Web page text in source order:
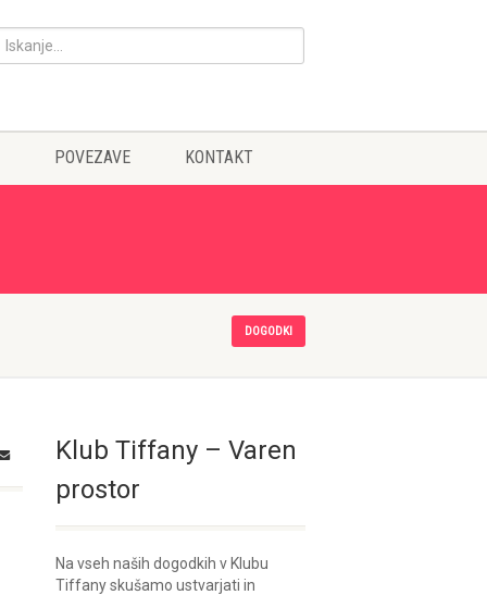
POVEZAVE KONTAKT
DOGODKI
Klub Tiffany – Varen
prostor
Na vseh naših dogodkih v Klubu
Tiffany skušamo ustvarjati in